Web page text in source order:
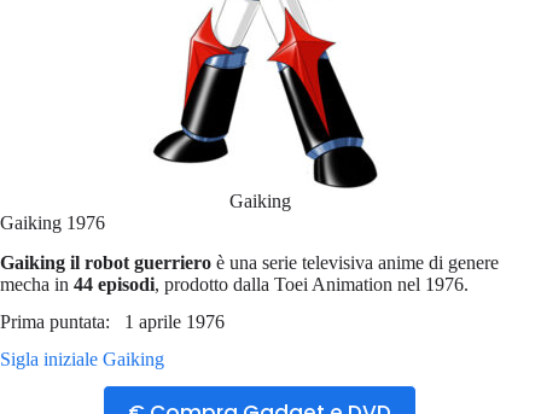
Gaiking
Gaiking 1976
Gaiking il robot guerriero è una serie televisiva anime di genere
mecha in 44 episodi, prodotto dalla Toei Animation nel 1976.
Prima puntata: 1 aprile 1976
Sigla iniziale Gaiking